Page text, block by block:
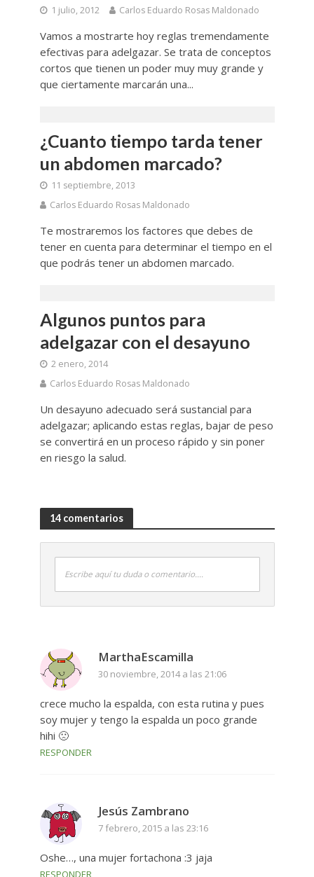
1 julio, 2012 Carlos Eduardo Rosas Maldonado
Vamos a mostrarte hoy reglas tremendamente
efectivas para adelgazar. Se trata de conceptos
cortos que tienen un poder muy muy grande y
que ciertamente marcarán una...
¿Cuanto tiempo tarda tener
un abdomen marcado?
11 septiembre, 2013
Carlos Eduardo Rosas Maldonado
Te mostraremos los factores que debes de
tener en cuenta para determinar el tiempo en el
que podrás tener un abdomen marcado.
Algunos puntos para
adelgazar con el desayuno
2 enero, 2014
Carlos Eduardo Rosas Maldonado
Un desayuno adecuado será sustancial para
adelgazar; aplicando estas reglas, bajar de peso
se convertirá en un proceso rápido y sin poner
en riesgo la salud.
14 comentarios
Escribe aquí tu duda o comentario....
MarthaEscamilla
30 noviembre, 2014 a las 21:06
crece mucho la espalda, con esta rutina y pues
soy mujer y tengo la espalda un poco grande
hihi 🙁
RESPONDER
Jesús Zambrano
7 febrero, 2015 a las 23:16
Oshe…, una mujer fortachona :3 jaja
RESPONDER